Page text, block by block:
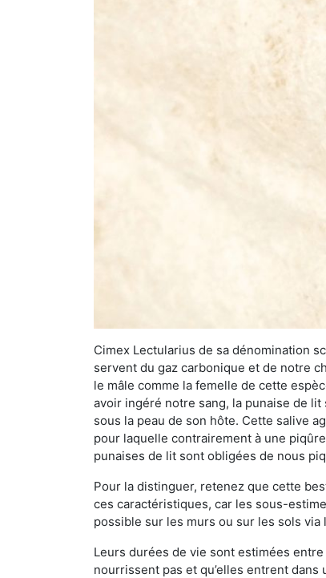
Cimex Lectularius de sa dénomination
servent du gaz carbonique et de notre
le mâle comme la femelle de cette
avoir ingéré notre sang, la punaise de
sous la peau de son hôte. Cette salive
pour laquelle contrairement à une
punaises de lit sont obligées de nous
Pour la distinguer, retenez que cette
ces caractéristiques, car les sous-
possible sur les murs ou sur les sols
Leurs durées de vie sont estimées
nourrissent pas et qu’elles entrent